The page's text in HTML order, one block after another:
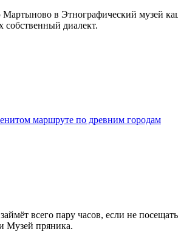
Мартыново в Этнографический музей
диалект.
маршруте по древним городам
всего пару часов, если не
Музей пряника.